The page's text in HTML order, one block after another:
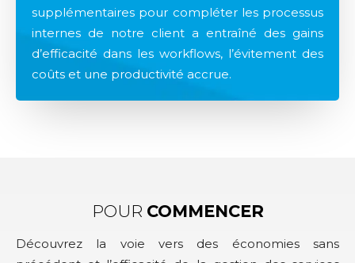
supplémentaires pour compléter les processus
internes de notre client a entraîné des gains
d’efficacité dans les workflows, l’évitement des
coûts et une productivité accrue.
POUR COMMENCER
Découvrez la voie vers des économies sans